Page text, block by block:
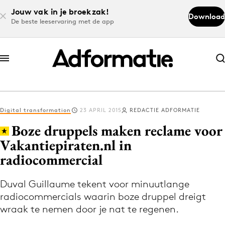
Jouw vak in je broekzak!
De beste leeservaring met de app
Download
Abonneer nu
Abonneer nu
Log in
Download de app
Volg het laatste nieuws via de Adformatie
Nieuws app
Digital transformation 23 APRIL 2015 REDACTIE ADFORMATIE
Boze druppels maken reclame voor
Vakantiepiraten.nl in
radiocommercial
Duval Guillaume tekent voor minuutlange
radiocommercials waarin boze druppel dreigt
wraak te nemen door je nat te regenen.